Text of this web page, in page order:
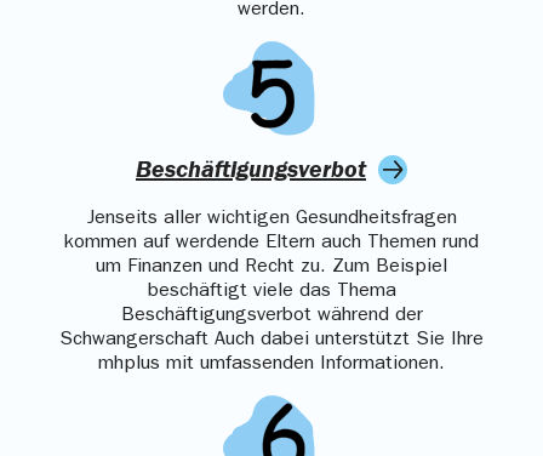
werden.
Beschäftigungsverbot
Jenseits aller wichtigen Gesundheitsfragen
kommen auf werdende Eltern auch Themen rund
um Finanzen und Recht zu. Zum Beispiel
beschäftigt viele das Thema
Beschäftigungsverbot während der
Schwangerschaft Auch dabei unterstützt Sie Ihre
mhplus mit umfassenden Informationen.